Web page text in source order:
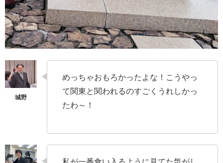
めっちゃおもろかったよな！こうやっ
て関東と関われるのすごくうれしかっ
たわ～！